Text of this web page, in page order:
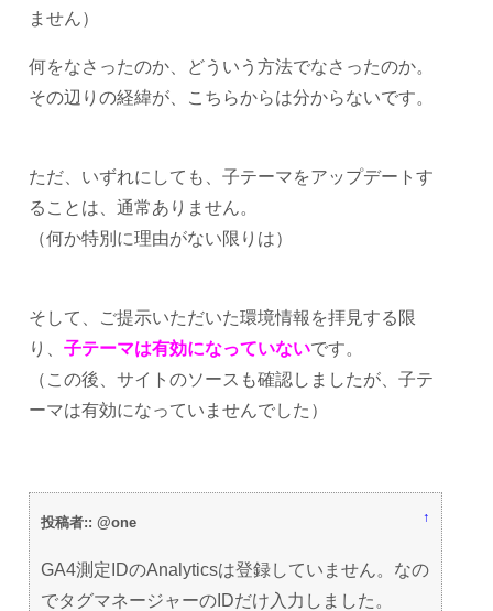
ません）
何をなさったのか、どういう方法でなさったのか。
その辺りの経緯が、こちらからは分からないです。
ただ、いずれにしても、子テーマをアップデートす
ることは、通常ありません。
（何か特別に理由がない限りは）
そして、ご提示いただいた環境情報を拝見する限
り、 子テーマは有効になっていないです。
（この後、サイトのソースも確認しましたが、子テ
ーマは有効になっていませんでした）
投稿者:: @one ↑
GA4測定IDのAnalyticsは登録していません。なの
でタグマネージャーのIDだけ入力しました。